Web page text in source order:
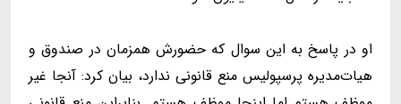
او در پاسخ به این سوال که حضورش همزمان در صندوق و
هیات‌مدیره پرسپولیس منع قانونی ندارد، بیان کرد: آنجا غیر